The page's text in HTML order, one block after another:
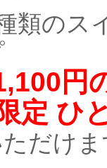
類のス
円
定 ひ
だけま